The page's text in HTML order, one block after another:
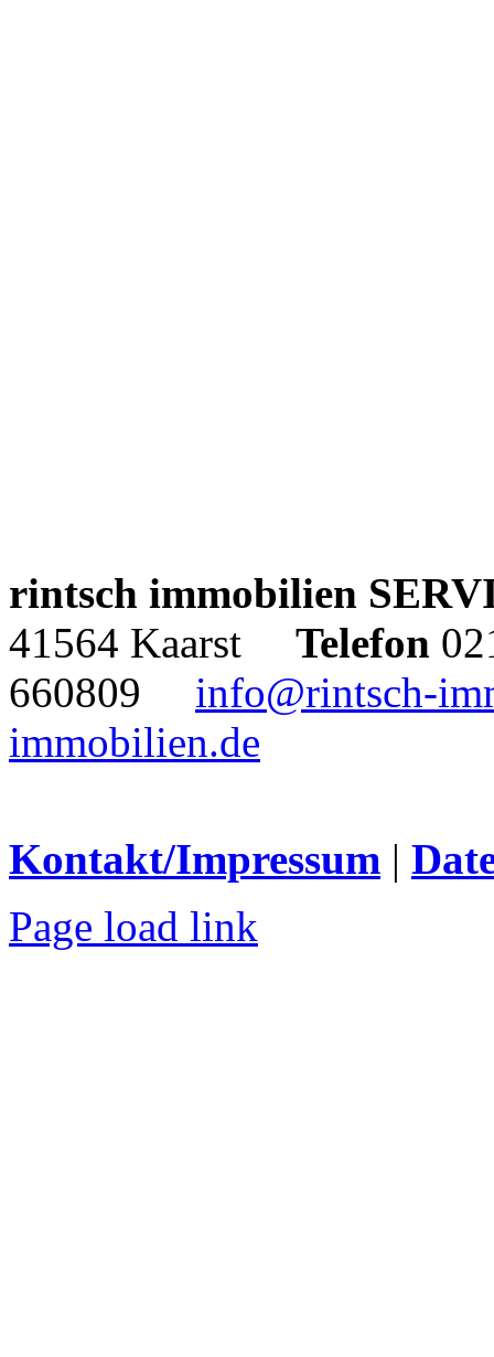
rintsch immobilien
41564 Kaarst Telefon
660809 info@rintsch-
immobilien.de
Kontakt/Impressum |
Page load link